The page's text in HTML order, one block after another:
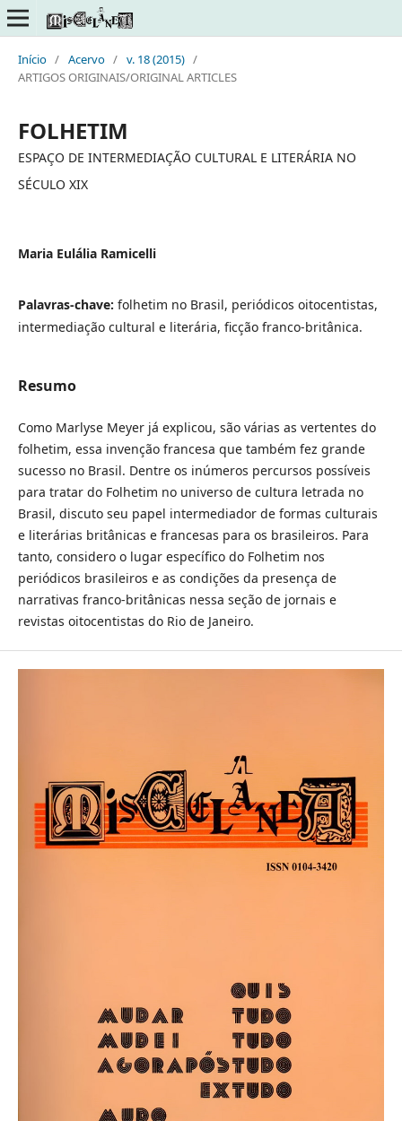
Início / Acervo / v. 18 (2015) /
ARTIGOS ORIGINAIS/ORIGINAL ARTICLES
FOLHETIM
ESPAÇO DE INTERMEDIAÇÃO CULTURAL E LITERÁRIA NO
SÉCULO XIX
Maria Eulália Ramicelli
Palavras-chave: folhetim no Brasil, periódicos oitocentistas,
intermediação cultural e literária, ficção franco-britânica.
Resumo
Como Marlyse Meyer já explicou, são várias as vertentes do
folhetim, essa invenção francesa que também fez grande
sucesso no Brasil. Dentre os inúmeros percursos possíveis
para tratar do Folhetim no universo de cultura letrada no
Brasil, discuto seu papel intermediador de formas culturais
e literárias britânicas e francesas para os brasileiros. Para
tanto, considero o lugar específico do Folhetim nos
periódicos brasileiros e as condições da presença de
narrativas franco-britânicas nessa seção de jornais e
revistas oitocentistas do Rio de Janeiro.